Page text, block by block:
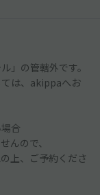
」の管轄外です。
は、akippaへお
合
んので、
上、ご予約くださ